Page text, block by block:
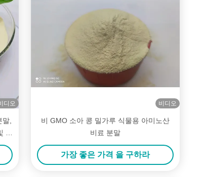
디오
,
스
비디오
비 GMO 소아 콩 밀가루 식물용 아미노산
비료 분말
가장 좋은 가격 을 구하라